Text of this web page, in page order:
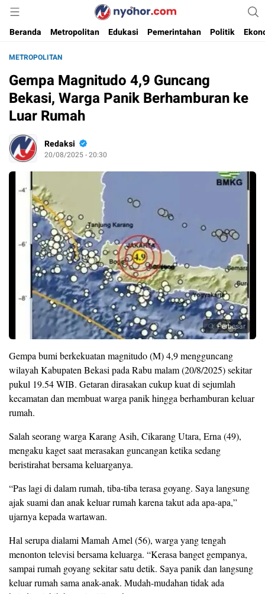
Nyohor.com
Media Informasi Ternyohor
Beranda
Metropolitan Edukasi Pemerintahan Politik
METROPOLITAN
Gempa Magnitudo 4,9 Guncang
Bekasi, Warga Panik Berhamburan ke
Luar Rumah
Redaksi
20/08/2025 - 20:30
Perbesar
Gempa bumi berkekuatan magnitudo (M) 4,9 mengguncang
wilayah Kabupaten Bekasi pada Rabu malam (20/8/2025) sekitar
pukul 19.54 WIB. Getaran dirasakan cukup kuat di sejumlah
kecamatan dan membuat warga panik hingga berhamburan keluar
rumah.
Salah seorang warga Karang Asih, Cikarang Utara, Erna (49),
mengaku kaget saat merasakan guncangan ketika sedang
beristirahat bersama keluarganya.
“Pas lagi di dalam rumah, tiba-tiba terasa goyang. Saya langsung
ajak suami dan anak keluar rumah karena takut ada apa-apa,”
ujarnya kepada wartawan.
Hal serupa dialami Mamah Amel (56), warga yang tengah
menonton televisi bersama keluarga. “Kerasa banget gempanya,
sampai rumah goyang sekitar satu detik. Saya panik dan langsung
keluar rumah sama anak-anak. Mudah-mudahan tidak ada